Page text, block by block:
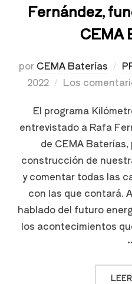
Fernández,
CEMA
por CEMA Baterías
2022
Los
El programa
entrevistado a Rafa
de CEMA
construcción de
y comentar todas las
con las que contará.
hablado del futuro
los acontecimientos